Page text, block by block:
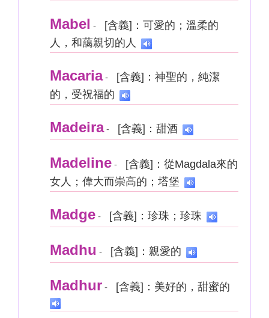
Mabel -
[含義]：可愛的；溫柔的
人，和藹親切的人
Macaria-
[含義]：神聖的，純潔
的，受祝福的
Madeira- [含義]：甜酒
Madeline -
[含義]：從Magdala來的
女人；偉大而崇高的；塔堡
Madge - [含義]：珍珠；珍珠
Madhu - [含義]：親愛的
Madhur - [含義]：美好的，甜蜜的